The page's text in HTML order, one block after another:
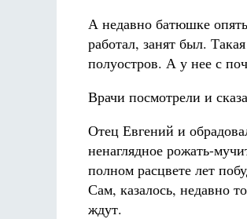
А недавно батюшке
работал, занят был.
полуостров. А у нее с
Врачи посмотрели и
Отец Евгений и
ненаглядное рожать-
полном расцвете лет
Сам, казалось, недавно
ждут.